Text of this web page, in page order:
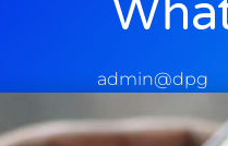
admin@dpg